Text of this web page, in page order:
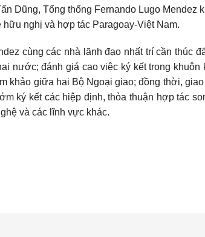
Dũng, Tổng thống Fernando Lugo Mendez
nghị và hợp tác Paragoay-Việt Nam.
cùng các nhà lãnh đạo nhất trí cần thúc
nước; đánh giá cao việc ký kết trong
khảo giữa hai Bộ Ngoại giao; đồng thời,
ký kết các hiệp định, thỏa thuận hợp tác
và các lĩnh vực khác.